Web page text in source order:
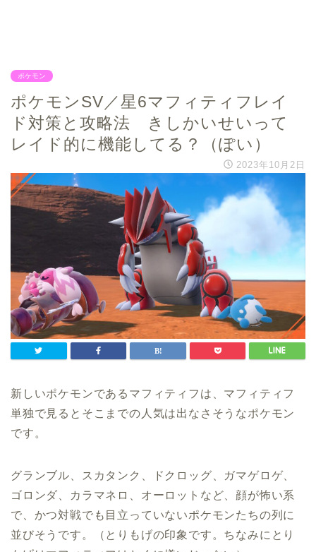
ポケモン
ポケモンSV／星6マフィティフレイ
ド対策と攻略法 きしかいせいって
レイド的に機能してる？（ぽい）
2023年10月2日
新しいポケモンであるマフィティフは、マフィティフ
単独で見るとそこまでの人気は出なさそうなポケモン
です。
グランブル、スカタンク、ドクロッグ、ガマゲロゲ、
ゴロンダ、カラマネロ、オーロットなど、顔が怖い系
で、かつ対戦でも目立っていないポケモンたちの列に
並びそうです。（とりもげの印象です。ちなみにとり